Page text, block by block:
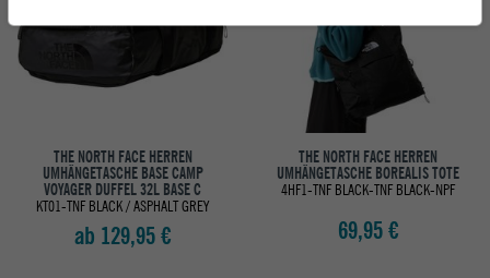
THE NORTH FACE HERREN
UMHÄNGETASCHE BASE CAMP
VOYAGER DUFFEL 32L BASE C
KT01-TNF BLACK / ASPHALT GREY
ab 129,95 €
THE NORTH FACE HERREN
UMHÄNGETASCHE BOREALIS TOTE
4HF1-TNF BLACK-TNF BLACK-NPF
69,95 €